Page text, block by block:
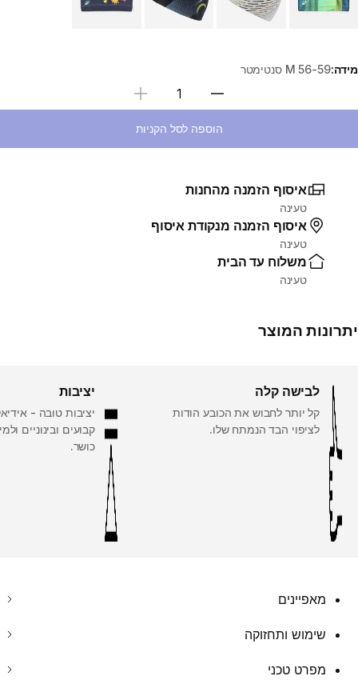
מידה:M 56-59 סנטימטר
בחירת כמות
הוספה לסל הקניות
איסוף הזמנה מהחנות
טעינה
איסוף הזמנה מנקודת איסוף
טעינה
משלוח עד הבית
טעינה
יתרונות המוצר
לבישה קלה
קל יותר לחבוש את הכובע הודות
לציפוי הבד הנמתח שלו.
יציבות
יציבות טובה -
קבועים ובינוניים
כושר.
מאפיינים
שימוש ותחזוקה
מפרט טכני